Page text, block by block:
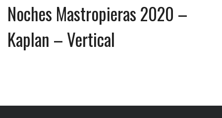
Noches Mastropieras 2020 –
Kaplan – Vertical